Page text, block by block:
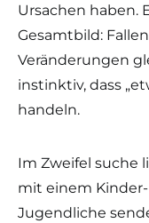
Ursachen haben.
Gesamtbild:
Veränderungen
instinktiv, dass
handeln.
Im Zweifel suche
mit einem
Jugendliche